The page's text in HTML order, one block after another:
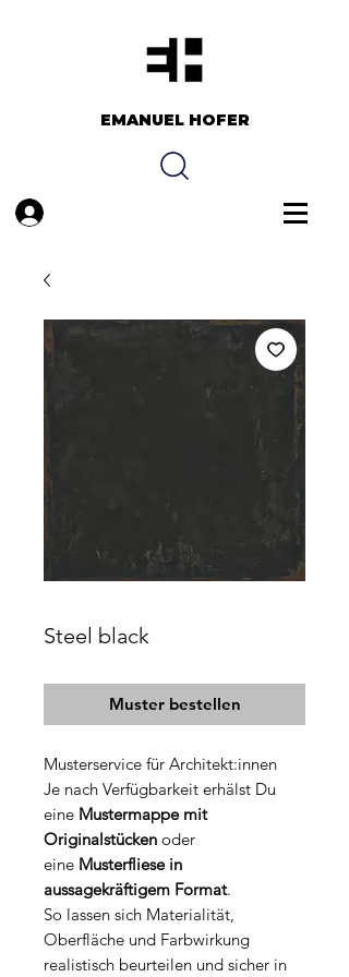
EMANUEL HOFER​​
Steel black
Muster bestellen
Musterservice für Architekt:innen
Je nach Verfügbarkeit erhälst Du
eine Mustermappe mit
Originalstücken oder
eine Musterfliese in
aussagekräftigem Format.
So lassen sich Materialität,
Oberfläche und Farbwirkung
realistisch beurteilen und sicher in